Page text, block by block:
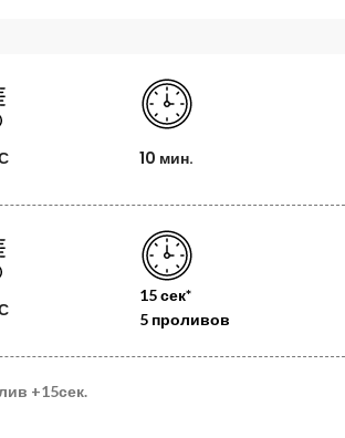
10 мин.
15 сек*
5 проливов
+15сек.